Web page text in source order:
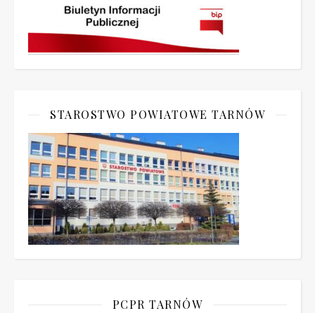
STAROSTWO POWIATOWE TARNÓW
PCPR TARNÓW